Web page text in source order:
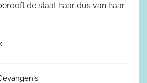
de staat haar dus van haar